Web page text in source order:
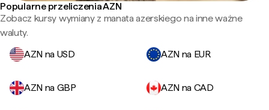
Popularne przeliczenia AZN
Zobacz kursy wymiany z manata azerskiego na inne ważne
waluty.
AZN na USD
AZN na EUR
AZN na GBP AZN na CAD